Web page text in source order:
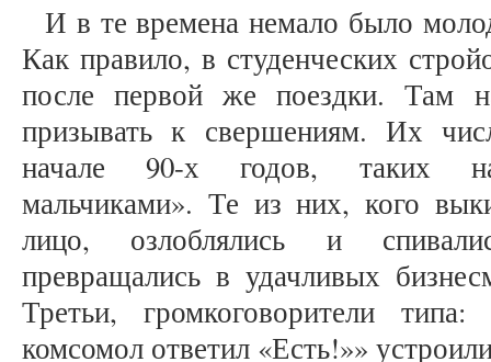
И в те времена немало было
Как правило, в студенческих
после первой же поездки. Там
призывать к свершениям. Их
начале 90-х годов, таких
мальчиками». Те из них, кого
лицо, озлоблялись и
превращались в удачливых
Третьи, громкоговорители
комсомол ответил «Есть!»»